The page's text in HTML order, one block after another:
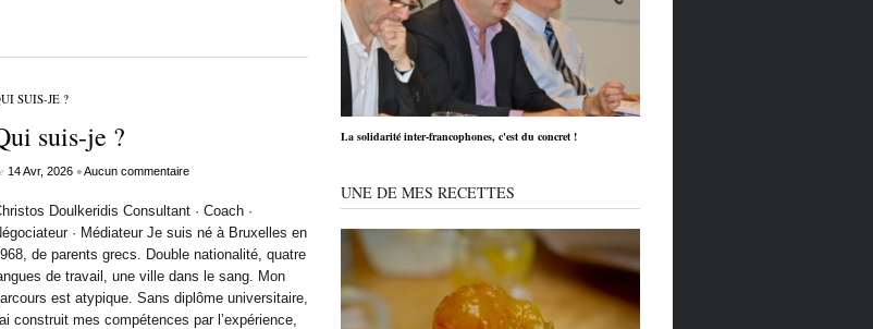
SUIS-JE ?
suis-je ?
14 Avr, 2026 •Aucun commentaire
Doulkeridis Consultant · Coach ·
· Médiateur Je suis né à Bruxelles en
de parents grecs. Double nationalité, quatre
de travail, une ville dans le sang. Mon
est atypique. Sans diplôme universitaire,
construit mes compétences par l’expérience,
La solidarité inter-francophones, c'est du concret !
UNE DE MES RECETTES